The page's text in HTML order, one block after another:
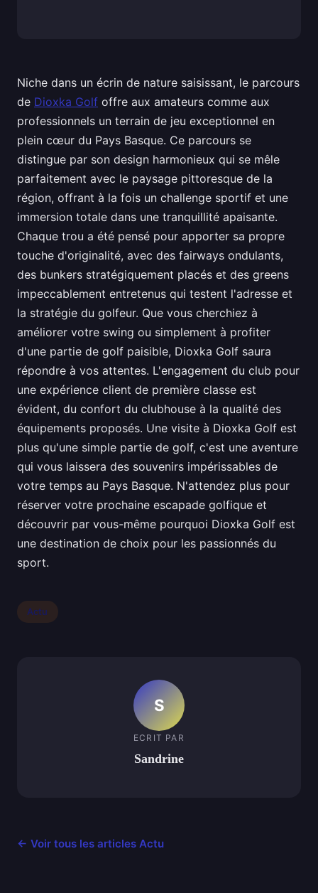
Niche dans un écrin de nature saisissant, le parcours
de Dioxka Golf offre aux amateurs comme aux
professionnels un terrain de jeu exceptionnel en
plein cœur du Pays Basque. Ce parcours se
distingue par son design harmonieux qui se mêle
parfaitement avec le paysage pittoresque de la
région, offrant à la fois un challenge sportif et une
immersion totale dans une tranquillité apaisante.
Chaque trou a été pensé pour apporter sa propre
touche d'originalité, avec des fairways ondulants,
des bunkers stratégiquement placés et des greens
impeccablement entretenus qui testent l'adresse et
la stratégie du golfeur. Que vous cherchiez à
améliorer votre swing ou simplement à profiter
d'une partie de golf paisible, Dioxka Golf saura
répondre à vos attentes. L'engagement du club pour
une expérience client de première classe est
évident, du confort du clubhouse à la qualité des
équipements proposés. Une visite à Dioxka Golf est
plus qu'une simple partie de golf, c'est une aventure
qui vous laissera des souvenirs impérissables de
votre temps au Pays Basque. N'attendez plus pour
réserver votre prochaine escapade golfique et
découvrir par vous-même pourquoi Dioxka Golf est
une destination de choix pour les passionnés du
sport.
Actu
S
ECRIT PAR
Sandrine
← Voir tous les articles Actu